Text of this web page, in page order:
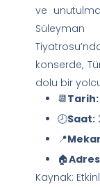
ve
konserde,
dolu bir
📆Tarih:
🕗Saat:
📍
🏠
Kaynak: